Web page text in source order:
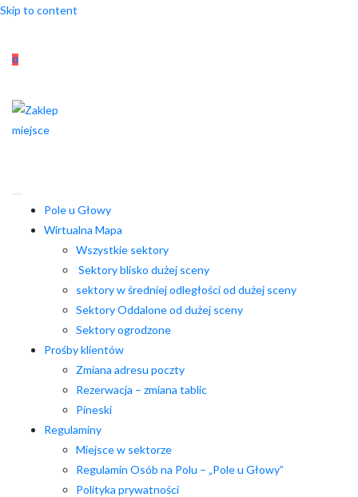
Skip to content
0
Pole u Głowy
Wirtualna Mapa
Wszystkie sektory
Sektory blisko dużej sceny
sektory w średniej odległości od dużej sceny
Sektory Oddalone od dużej sceny
Sektory ogrodzone
Prośby klientów
Zmiana adresu poczty
Rezerwacja – zmiana tablic
Pineski
Regulaminy
Miejsce w sektorze
Regulamin Osób na Polu – „Pole u Głowy”
Polityka prywatności